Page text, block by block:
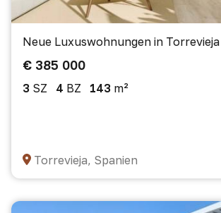
Neue Luxuswohnungen in Torrevieja
€ 385 000
3 SZ 4 BZ 143 m²
Torrevieja, Spanien